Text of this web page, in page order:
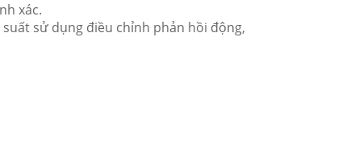
xác.
sử dụng điều chỉnh phản hồi động,